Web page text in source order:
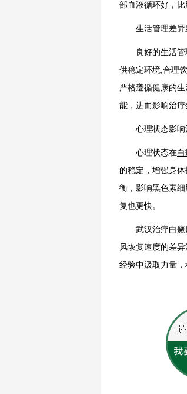
部血液循环好，比
生活管理差异
良好的生活管理
供稳定环境;合理
严格遵循健康的
能，进而影响治疗
心理状态影响
心理状态在白
的稳定，增强身
衡，影响黑色素
复也更快。
武汉治疗白癜风
风恢复速度的差
经验中汲取力量，